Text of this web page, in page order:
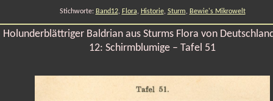
Stichworte: Band12, Flora, Historie, Sturm, Bewie's Mikrowelt
Holunderblättriger Baldrian aus Sturms Flora von
12: Schirmblumige – Tafel 51